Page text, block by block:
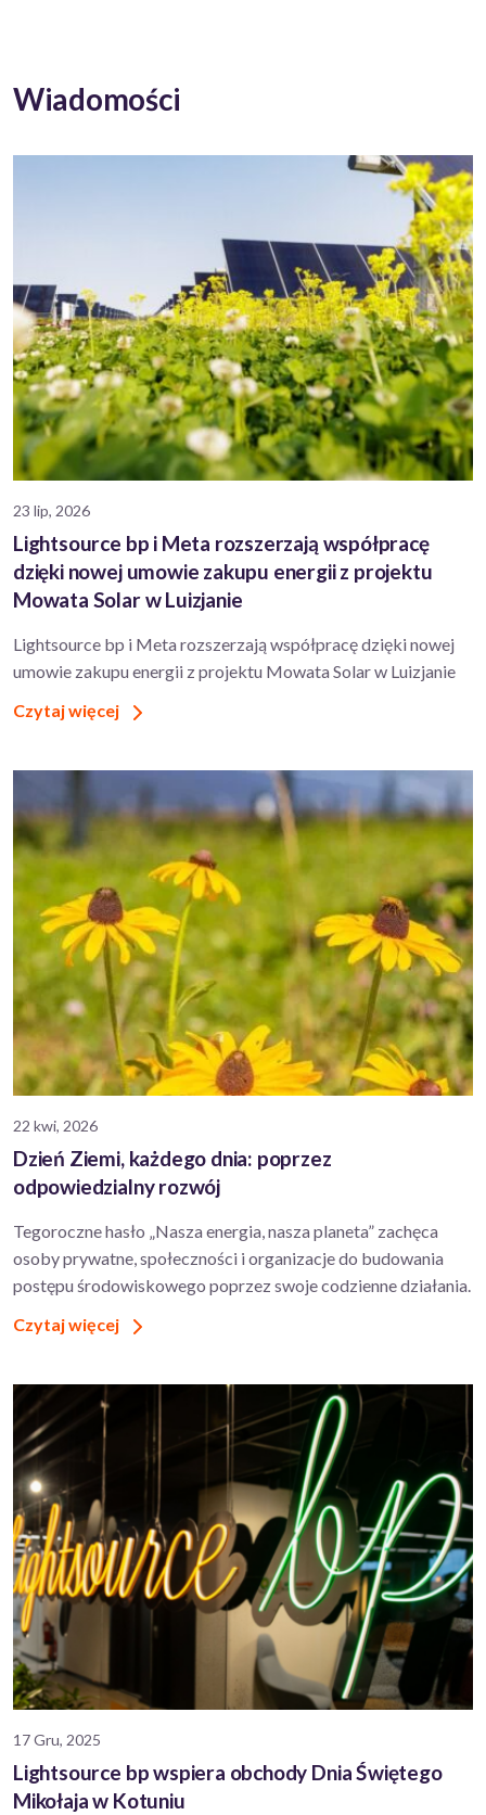
Wiadomości
23 lip, 2026
Lightsource bp i Meta rozszerzają współpracę
dzięki nowej umowie zakupu energii z projektu
Mowata Solar w Luizjanie
Lightsource bp i Meta rozszerzają współpracę dzięki nowej
umowie zakupu energii z projektu Mowata Solar w Luizjanie
Czytaj więcej
22 kwi, 2026
Dzień Ziemi, każdego dnia: poprzez
odpowiedzialny rozwój
Tegoroczne hasło „Nasza energia, nasza planeta” zachęca
osoby prywatne, społeczności i organizacje do budowania
postępu środowiskowego poprzez swoje codzienne działania.
Czytaj więcej
17 Gru, 2025
Lightsource bp wspiera obchody Dnia Świętego
Mikołaja w Kotuniu